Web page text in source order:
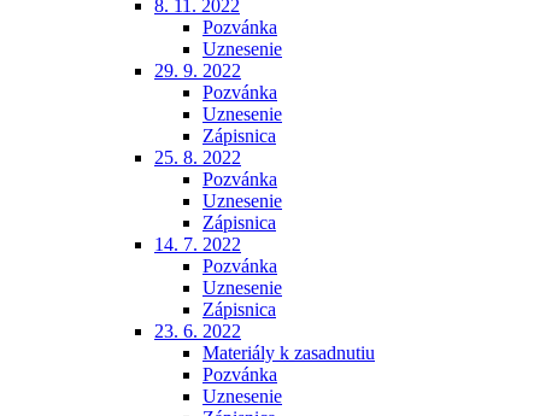
8. 11. 2022
Pozvánka
Uznesenie
29. 9. 2022
Pozvánka
Uznesenie
Zápisnica
25. 8. 2022
Pozvánka
Uznesenie
Zápisnica
14. 7. 2022
Pozvánka
Uznesenie
Zápisnica
23. 6. 2022
Materiály k zasadnutiu
Pozvánka
Uznesenie